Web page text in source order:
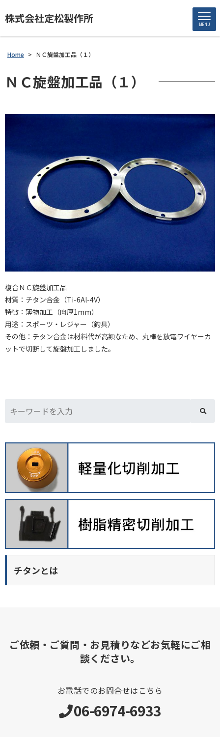
株式会社定松製作所 MENU
Home > ＮＣ旋盤加工品（１）
ＮＣ旋盤加工品（１）
複合ＮＣ旋盤加工品
材質：チタン合金（Ti-6Al-4V）
特徴：薄物加工（肉厚1mm）
用途：スポーツ・レジャー（釣具）
その他：チタン合金は材料代が高額なため、丸棒を放電ワイヤーカ
ットで切断して旋盤加工しました。
チタンとは
ご依頼・ご質問・お見積りなどお気軽にご相
談ください。
お電話でのお問合せはこちら
06-6974-6933